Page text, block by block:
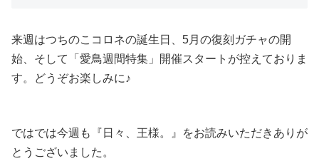
来週はつちのこコロネの誕生日、5月の復刻ガチャの開
始、そして「愛鳥週間特集」開催スタートが控えておりま
す。どうぞお楽しみに♪
ではでは今週も『日々、王様。』をお読みいただきありが
とうございました。